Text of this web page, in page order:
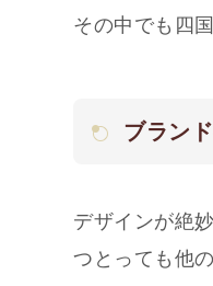
その中でも四
ブラン
デザインが絶
つとっても他